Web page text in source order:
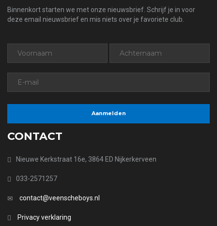
Binnenkort starten we met onze nieuwsbrief. Schrijf je in voor
deze email nieuwsbrief en mis niets over je favoriete club.
CONTACT
Nieuwe Kerkstraat 16e, 3864 ED Nijkerkerveen
033-2571257
contact@veenscheboys.nl
Privacy verklaring